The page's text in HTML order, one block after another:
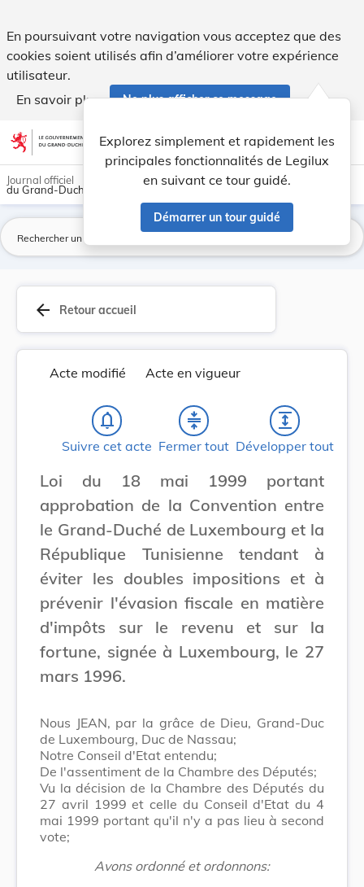
En poursuivant votre navigation vous acceptez que des
cookies soient utilisés afin d’améliorer votre expérience
utilisateur.
En savoir plus
Ne plus afficher ce message
Aller au contenu account_circle help Aide
Explorez simplement et rapidement les
principales fonctionnalités de Legilux
en suivant ce tour guidé.
Démarrer un tour guidé
light_mode dark_mode
Journal officiel
du Grand-Duché de Luxembourg
arrow_back Retour accueil
Acte modifié Acte en vigueur
notifications_none
Suivre cet acte
compress
Fermer tout
expand
Développer tout
Loi du 18 mai 1999 portant
approbation de la Convention entre
le Grand-Duché de Luxembourg et la
République Tunisienne tendant à
éviter les doubles impositions et à
prévenir l'évasion fiscale en matière
d'impôts sur le revenu et sur la
fortune, signée à Luxembourg, le 27
mars 1996.
Nous JEAN, par la grâce de Dieu, Grand-Duc
de Luxembourg, Duc de Nassau;
Notre Conseil d'Etat entendu;
De l'assentiment de la Chambre des Députés;
Vu la décision de la Chambre des Députés du
27 avril 1999 et celle du Conseil d'Etat du 4
mai 1999 portant qu'il n'y a pas lieu à second
vote;
Avons ordonné et ordonnons: